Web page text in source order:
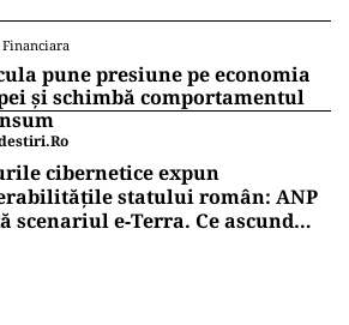
pune presiune pe economia
și schimbă comportamentul
cibernetice expun
statului român: ANP
scenariul e‑Terra. Ce ascund